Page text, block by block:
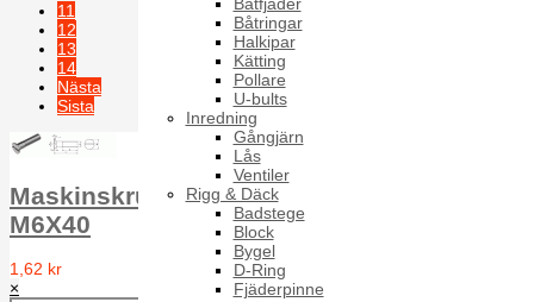
Båtringar
Halkipar
Kätting
Pollare
U-bults
Inredning
Gångjärn
Lås
Ventiler
Rigg & Däck
Badstege
Block
Bygel
D-Ring
Fjäderpinne
11
12
13
14
Nästa
Sista
Maskinskruv försänkt MFS DIN 963 A2
M6X40
1,62 kr
×